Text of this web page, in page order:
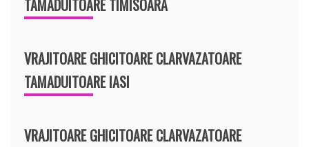
TAMADUITOARE TIMISOARA
VRAJITOARE GHICITOARE CLARVAZATOARE
TAMADUITOARE IASI
VRAJITOARE GHICITOARE CLARVAZATOARE